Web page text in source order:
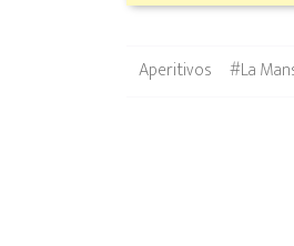
Categories
Aperitivos Tags
#La